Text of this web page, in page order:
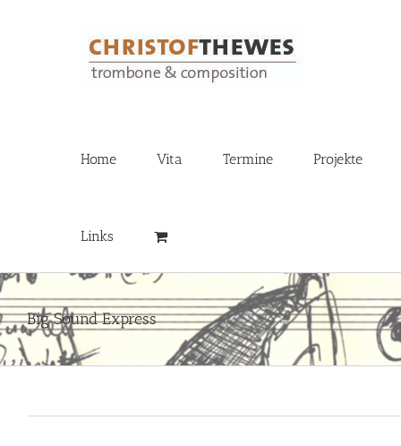
Home Vita Termine Projekte
Links
Big Sound Express